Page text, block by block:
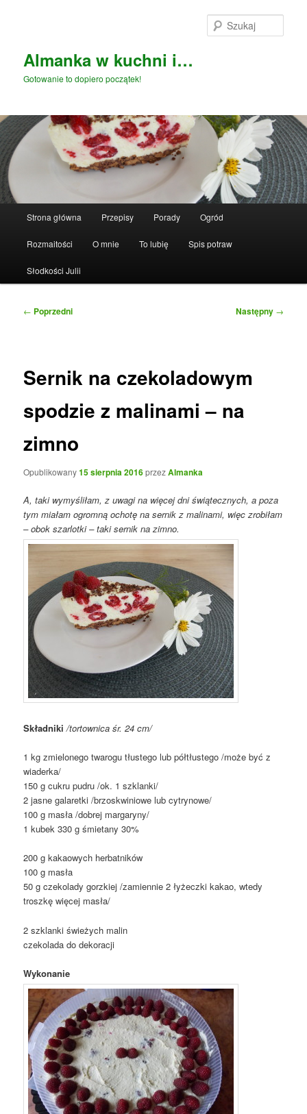
Almanka w kuchni i…
Gotowanie to dopiero początek!
Strona główna Przepisy Porady Ogród
Rozmaitości O mnie To lubię Spis potraw
Słodkości Julii
Nawigacja
← Poprzedni Następny →
Sernik na czekoladowym
spodzie z malinami – na
zimno
Opublikowany15 sierpnia 2016przezAlmanka
A, taki wymyśliłam, z uwagi na więcej dni świątecznych, a poza
tym miałam ogromną ochotę na sernik z malinami, więc zrobiłam
– obok szarlotki – taki sernik na zimno.
Składniki/tortownica śr. 24 cm/
1 kg zmielonego twarogu tłustego lub półtłustego /może być z
wiaderka/
150 g cukru pudru /ok. 1 szklanki/
2 jasne galaretki /brzoskwiniowe lub cytrynowe/
100 g masła /dobrej margaryny/
1 kubek 330 g śmietany 30%
200 g kakaowych herbatników
100 g masła
50 g czekolady gorzkiej /zamiennie 2 łyżeczki kakao, wtedy
troszkę więcej masła/
2 szklanki świeżych malin
czekolada do dekoracji
Wykonanie